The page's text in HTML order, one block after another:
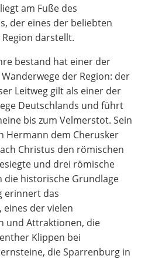
am Fuße des
der eines der beliebten
darstellt.
bestand hat einer der
der Region: der
Leitweg gilt als einer der
Deutschlands und führt
bis zum Velmerstot. Sein
Hermann dem Cherusker
Christus den römischen
und drei römische
die historische Grundlage
erinnert das
der vielen
und Attraktionen, die
Klippen bei
die Sparrenburg in